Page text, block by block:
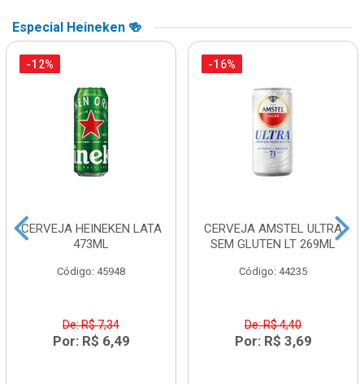
Especial Heineken 🍻
-12%
CERVEJA HEINEKEN LATA
473ML
Código: 45948
De: R$ 7,34
Por: R$ 6,49
-16%
CERVEJA AMSTEL ULTRA
SEM GLUTEN LT 269ML
Código: 44235
De: R$ 4,40
Por: R$ 3,69